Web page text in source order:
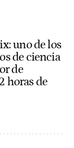
uno de los
de ciencia
de
horas de